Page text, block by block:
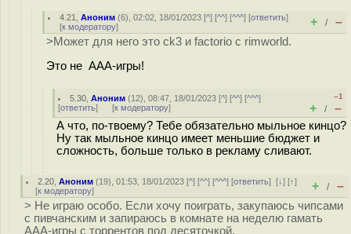
4.21 ,Аноним (6), 02:02, 18/01/2023 [^] [^^] [^^^] [ответить]
[к модератору] + / –
>Может для него это ck3 и factorio с rimworld.
Это не ААА-игры!
5.30 ,Аноним (12), 08:47, 18/01/2023 [^] [^^] [^^^]
[ответить] [к модератору]
–1
+ / –
А что, по-твоему? Тебе обязательно мыльное кинцо?
Ну так мыльное кинцо имеет меньшие бюджет и
сложность, больше только в рекламу сливают.
2.20 ,Аноним (19), 01:53, 18/01/2023 [^] [^^] [^^^] [ответить][↓] [↑]
[к модератору] + / –
> Не играю особо. Если хочу поиграть, закупаюсь чипсами
с пивчанским и запираюсь в комнате на неделю гамать
ААА-игры с торрентов под десяточкой.